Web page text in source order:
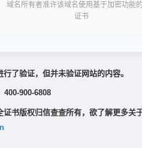
域名所有者准许该域名使用基于加密功能
证书
了验证，但并未验证网站的内容。
400-900-6808
证书版权归信查查所有，欲了解更多关